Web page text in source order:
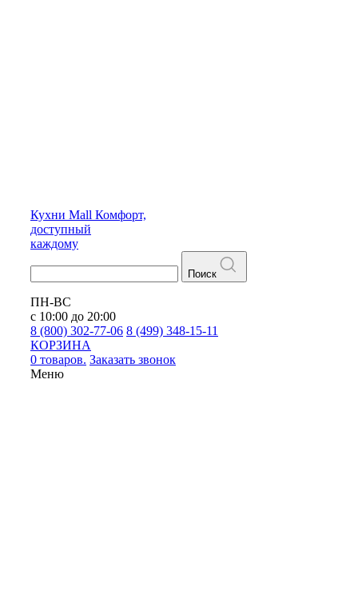
Кухни Mall Комфорт,
доступный
каждому
Поиск
ПН-ВС
с 10:00 до 20:00
8 (800) 302-77-06 8 (499) 348-15-11
КОРЗИНА
0 товаров. Заказать звонок
Меню